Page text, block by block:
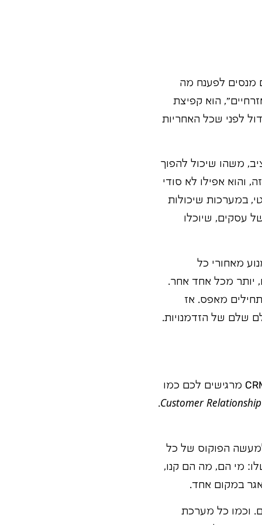
מנסים לפענח מה
הוא קפיצת
לפני שכל האחריות
משהו שיכול להפוך
והוא אפילו לא סודי
במערכות שיכולות
עסקים, שיוכלו
מאחורי כל
יותר מכל אחד אחר.
מאפס. אז
שלם של הזדמנויות.
בואו נדבר תכל'ס. אתם יושבים עכשיו, קוראים את זה, ורוב הסיכויים שראשי התיבות CRM מרגישים לכם כמו
Customer
.
הפוקוס של כל
מי הם, מה הם קנו,
במקום אחד.
וכמו כל מערכת